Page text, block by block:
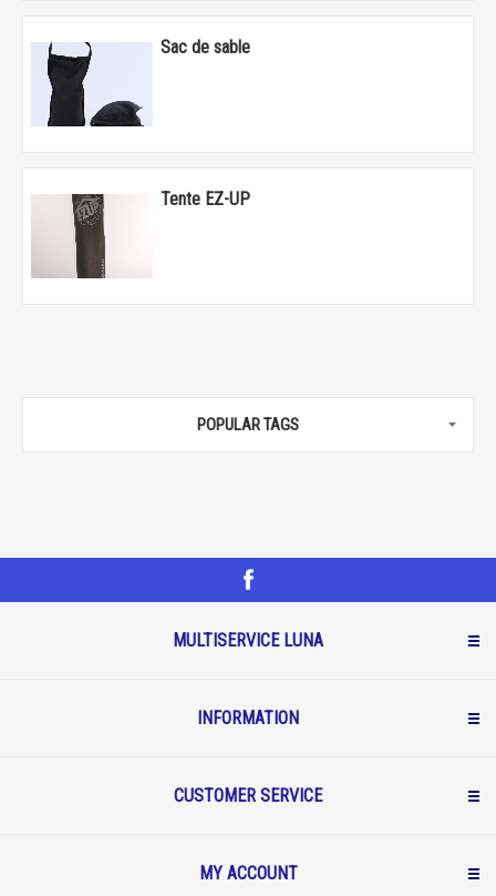
Sac de sable
Tente EZ-UP
POPULAR TAGS
MULTISERVICE LUNA
INFORMATION
CUSTOMER SERVICE
MY ACCOUNT